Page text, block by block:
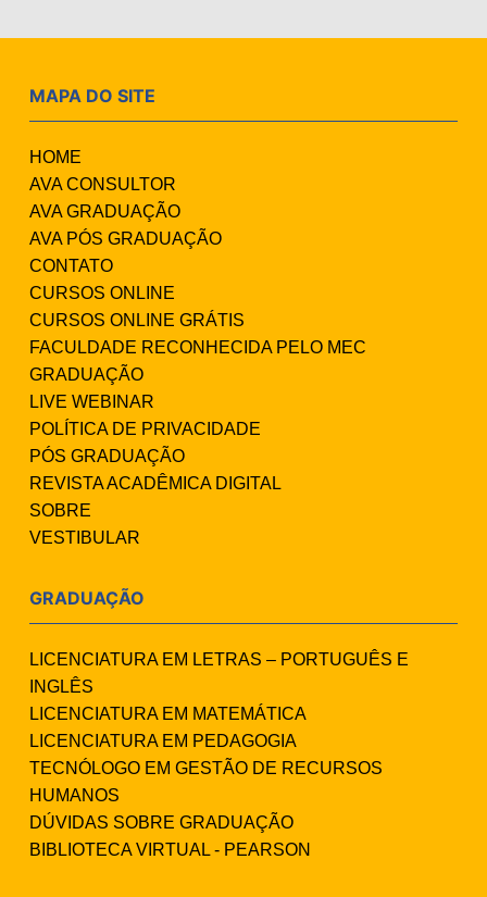
MAPA DO SITE
HOME
AVA CONSULTOR
AVA GRADUAÇÃO
AVA PÓS GRADUAÇÃO
CONTATO
CURSOS ONLINE
CURSOS ONLINE GRÁTIS
FACULDADE RECONHECIDA PELO MEC
GRADUAÇÃO
LIVE WEBINAR
POLÍTICA DE PRIVACIDADE
PÓS GRADUAÇÃO
REVISTA ACADÊMICA DIGITAL
SOBRE
VESTIBULAR
GRADUAÇÃO
LICENCIATURA EM LETRAS – PORTUGUÊS E
INGLÊS
LICENCIATURA EM MATEMÁTICA
LICENCIATURA EM PEDAGOGIA
TECNÓLOGO EM GESTÃO DE RECURSOS
HUMANOS
DÚVIDAS SOBRE GRADUAÇÃO
BIBLIOTECA VIRTUAL - PEARSON